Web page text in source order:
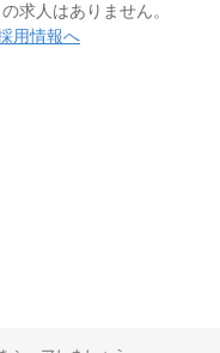
求人はありません。
用情報へ